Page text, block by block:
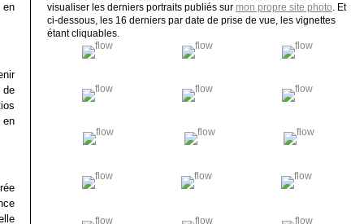
en
en
visualiser les derniers portraits publiés sur mon propre site photo . Et
ci-dessous, les 16 derniers par date de prise de vue, les vignettes
étant cliquables.